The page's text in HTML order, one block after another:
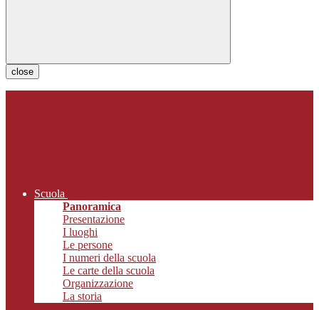
close
Scuola
Panoramica
Presentazione
I luoghi
Le persone
I numeri della scuola
Le carte della scuola
Organizzazione
La storia